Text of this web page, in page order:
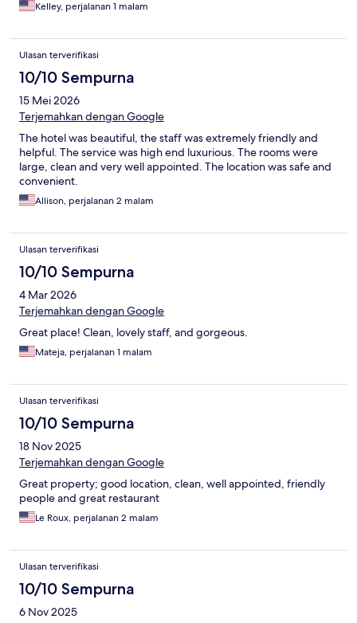
Kelley, perjalanan 1 malam
Ulasan terverifikasi
10/10 Sempurna
15 Mei 2026
Terjemahkan dengan Google
The hotel was beautiful, the staff was extremely friendly and
helpful. The service was high end luxurious. The rooms were
large, clean and very well appointed. The location was safe and
convenient.
Allison, perjalanan 2 malam
Ulasan terverifikasi
10/10 Sempurna
4 Mar 2026
Terjemahkan dengan Google
Great place! Clean, lovely staff, and gorgeous.
Mateja, perjalanan 1 malam
Ulasan terverifikasi
10/10 Sempurna
18 Nov 2025
Terjemahkan dengan Google
Great property; good location, clean, well appointed, friendly
people and great restaurant
Le Roux, perjalanan 2 malam
Ulasan terverifikasi
10/10 Sempurna
6 Nov 2025